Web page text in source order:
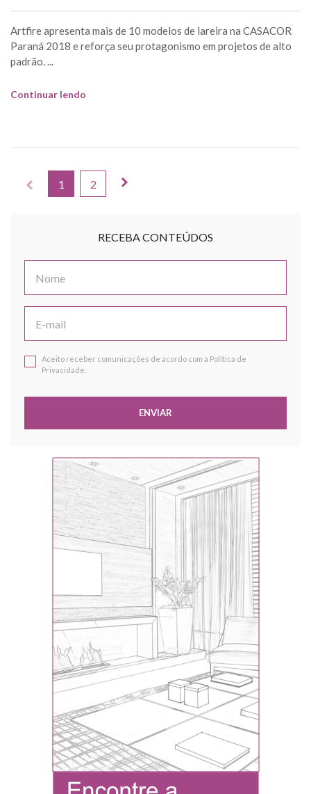
Artfire apresenta mais de 10 modelos de lareira na CASACOR
Paraná 2018 e reforça seu protagonismo em projetos de alto
padrão. ...
Continuar lendo
1 2
RECEBA CONTEÚDOS
Aceito receber comunicações de acordo com a Política de
Privacidade.
ENVIAR